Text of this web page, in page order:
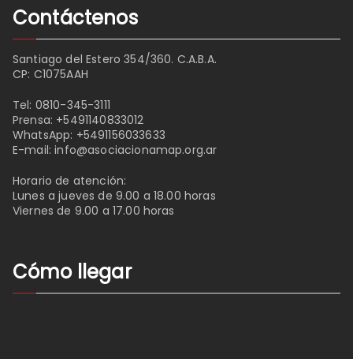
Contáctenos
Santiago del Estero 354/360. C.A.B.A.
CP: C1075AAH
Tel: 0810-345-3111
Prensa: +5491140833012
WhatsApp: +5491156033633
E-mail:info@asociacionamap.org.ar
Horario de atención:
Lunes a jueves de 9.00 a 18.00 horas
Viernes de 9.00 a 17.00 horas
Cómo llegar